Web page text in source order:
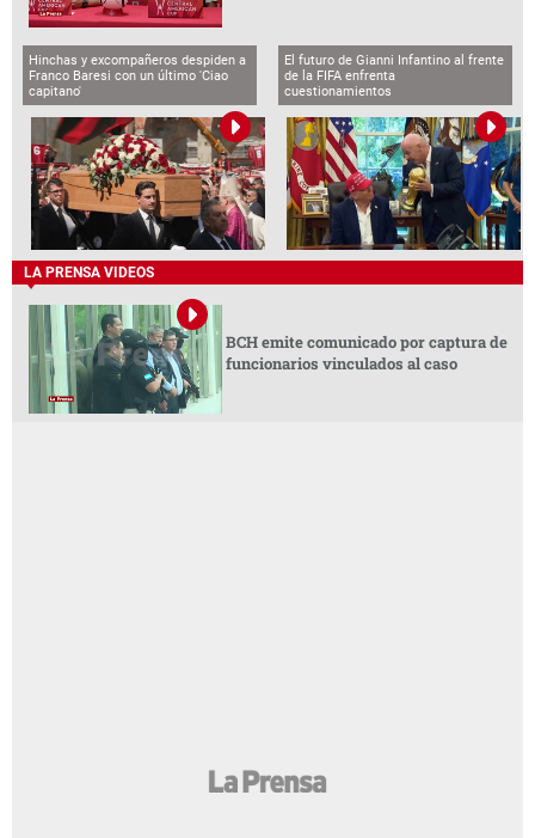
Hinchas y excompañeros despiden a
Franco Baresi con un último 'Ciao
capitano'
El futuro de Gianni Infantino al frente
de la FIFA enfrenta
cuestionamientos
LA PRENSA VIDEOS
BCH emite comunicado por captura de
funcionarios vinculados al caso